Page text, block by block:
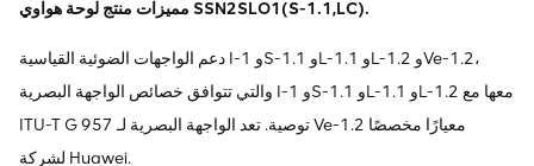
مميزات منتج لوحة هواوي SSN2SLO1(S-1.1,LC).
دعم الواجهات الضوئية القياسية I-1 وS-1.1 وL-1.1 وL-1.2 وVe-1.2،
والتي تتوافق خصائص الواجهة البصرية I-1 وS-1.1 وL-1.1 وL-1.2 معها مع
ITU-T G 957 توصية. تعد الواجهة البصرية لـ Ve-1.2 معيارًا مخصصًا
لشركة Huawei.